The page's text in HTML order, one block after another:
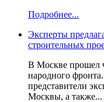
Подробнее...
Эксперты
строительных
В Москве прошел
народного
представители
Москвы, а также...